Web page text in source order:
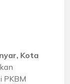
Kota
PKBM